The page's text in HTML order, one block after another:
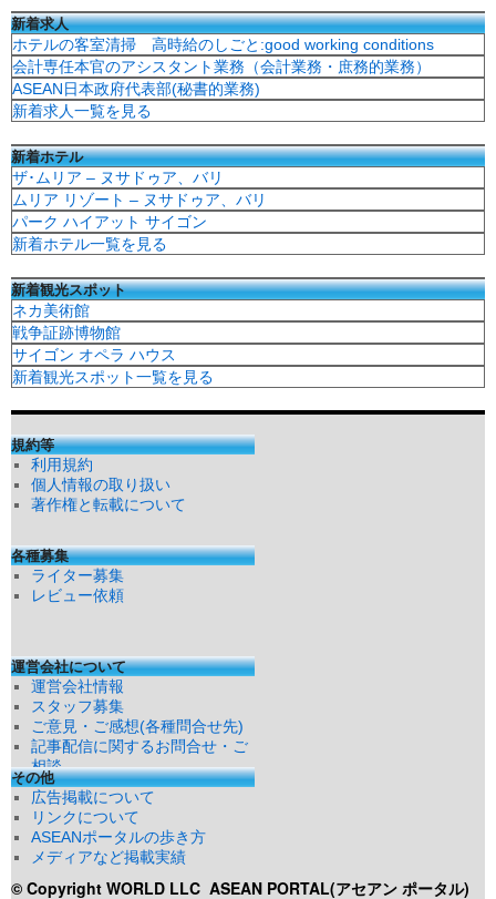
新着求人
ホテルの客室清掃 高時給のしごと:good working conditions
会計専任本官のアシスタント業務（会計業務・庶務的業務）
ASEAN日本政府代表部(秘書的業務)
新着求人一覧を見る
新着ホテル
ザ･ムリア – ヌサドゥア、バリ
ムリア リゾート – ヌサドゥア、バリ
パーク ハイアット サイゴン
新着ホテル一覧を見る
新着観光スポット
ネカ美術館
戦争証跡博物館
サイゴン オペラ ハウス
新着観光スポット一覧を見る
規約等
利用規約
個人情報の取り扱い
著作権と転載について
各種募集
ライター募集
レビュー依頼
運営会社について
運営会社情報
スタッフ募集
ご意見・ご感想(各種問合せ先)
記事配信に関するお問合せ・ご
相談
その他
広告掲載について
リンクについて
ASEANポータルの歩き方
メディアなど掲載実績
© Copyright WORLD LLC ASEAN PORTAL(アセアン ポータル)